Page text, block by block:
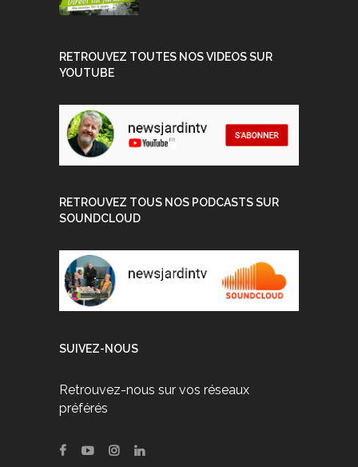
RETROUVEZ TOUTES NOS VIDEOS SUR
YOUTUBE
RETROUVEZ TOUS NOS PODCASTS SUR
SOUNDCLOUD
SUIVEZ-NOUS
Retrouvez-nous sur vos réseaux
préférés